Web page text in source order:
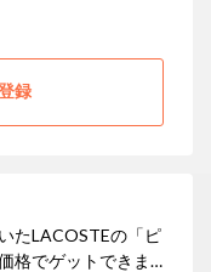
録
たLACOSTEの「ピ
格でゲットできま